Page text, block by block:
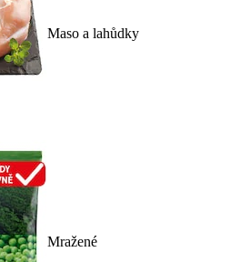
Maso a lahůdky
Mražené